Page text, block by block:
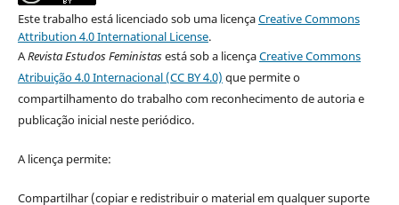
Este trabalho está licenciado sob uma licençaCreative Commons
Attribution 4.0 International License.
ARevista Estudos Feministasestá sob a licençaCreative Commons
Atribuição 4.0 Internacional (CC BY 4.0) que permite o
compartilhamento do trabalho com reconhecimento de autoria e
publicação inicial neste periódico.
A licença permite:
Compartilhar (copiar e redistribuir o material em qualquer suporte